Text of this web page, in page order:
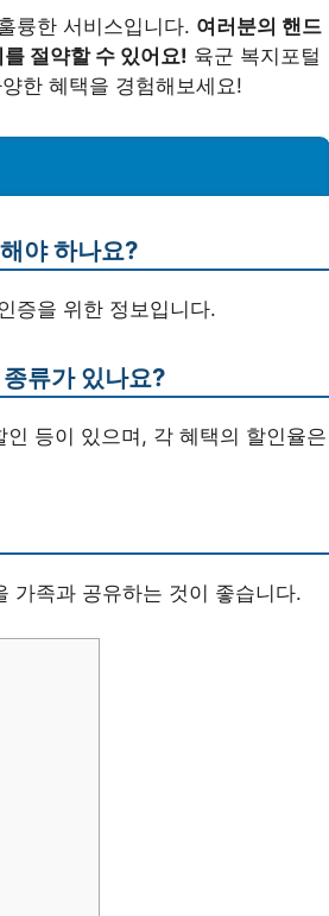
륭한 서비스입니다. 여러분의 핸드
절약할 수 있어요! 육군 복지포털
한 혜택을 경험해보세요!
야 하나요?
증을 위한 정보입니다.
류가 있나요?
등이 있으며, 각 혜택의 할인율은
가족과 공유하는 것이 좋습니다.